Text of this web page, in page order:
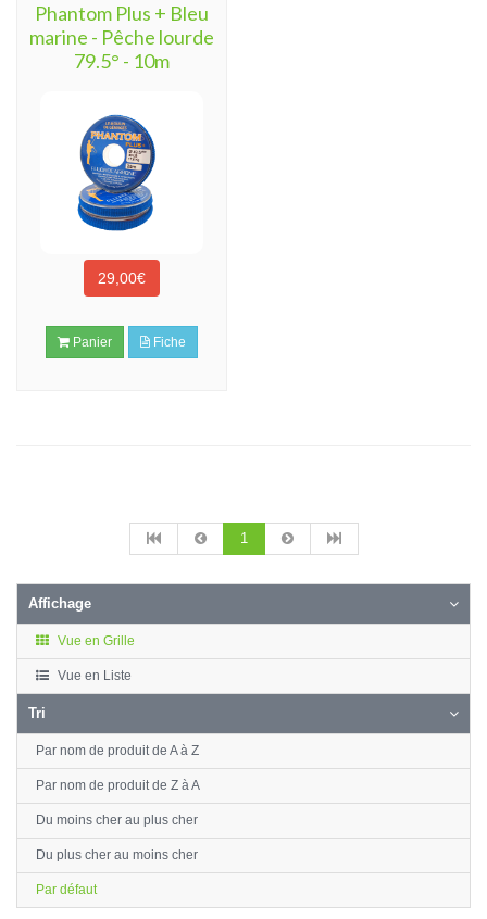
Phantom Plus + Bleu
marine - Pêche lourde
79.5° - 10m
29,00€
Panier Fiche
1
Affichage
Vue en Grille
Vue en Liste
Tri
Par nom de produit de A à Z
Par nom de produit de Z à A
Du moins cher au plus cher
Du plus cher au moins cher
Par défaut